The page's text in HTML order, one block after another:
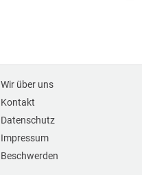
Wir über uns
Kontakt
Datenschutz
Impressum
Beschwerden